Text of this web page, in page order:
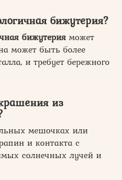
бижутерия?
бижутерия может
может быть более
и требует бережного
из
мешочках или
и контакта с
солнечных лучей и